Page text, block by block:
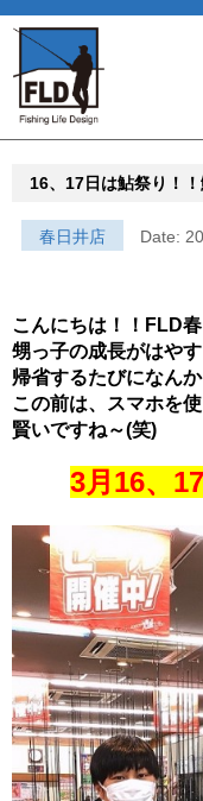
16、17日は鮎祭り！！
春日井店 Date:
こんにちは！！FLD
甥っ子の成長がはや
帰省するたびになん
この前は、スマホを使
賢いですね～(笑)
3月16、